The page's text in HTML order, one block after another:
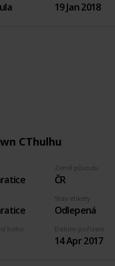
19 Jan 2018
CThulhu
Země původu
ČR
koho
Stav etikety
Odlepená
Datum pořízení
14 Apr 2017